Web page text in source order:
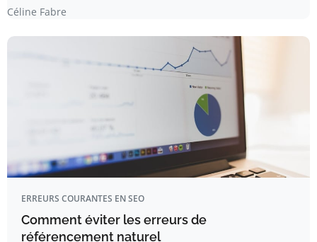
Céline Fabre
ERREURS COURANTES EN SEO
Comment éviter les erreurs de
référencement naturel